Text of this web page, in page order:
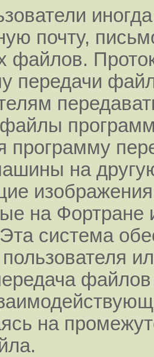
почту,
файлов.
передачи
программу
на
на Фортране
система
на